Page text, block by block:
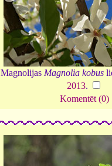
Magnolijas Magnolia kobus
2013.
Komentēt (0)